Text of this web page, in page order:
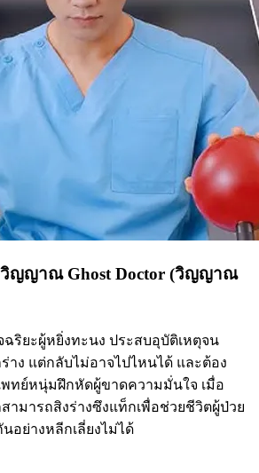
วิญญาณ Ghost Doctor (วิญญาณ
ริยะผู้หยิ่งทะนง ประสบอุบัติเหตุจน
ง แต่กลับไม่อาจไปไหนได้ และต้อง
ทย์หนุ่มฝึกหัดผู้ขาดความมั่นใจ เมื่อ
มารถสิงร่างซึงแท็กเพื่อช่วยชีวิตผู้ป่วย
อย่างหลีกเลี่ยงไม่ได้